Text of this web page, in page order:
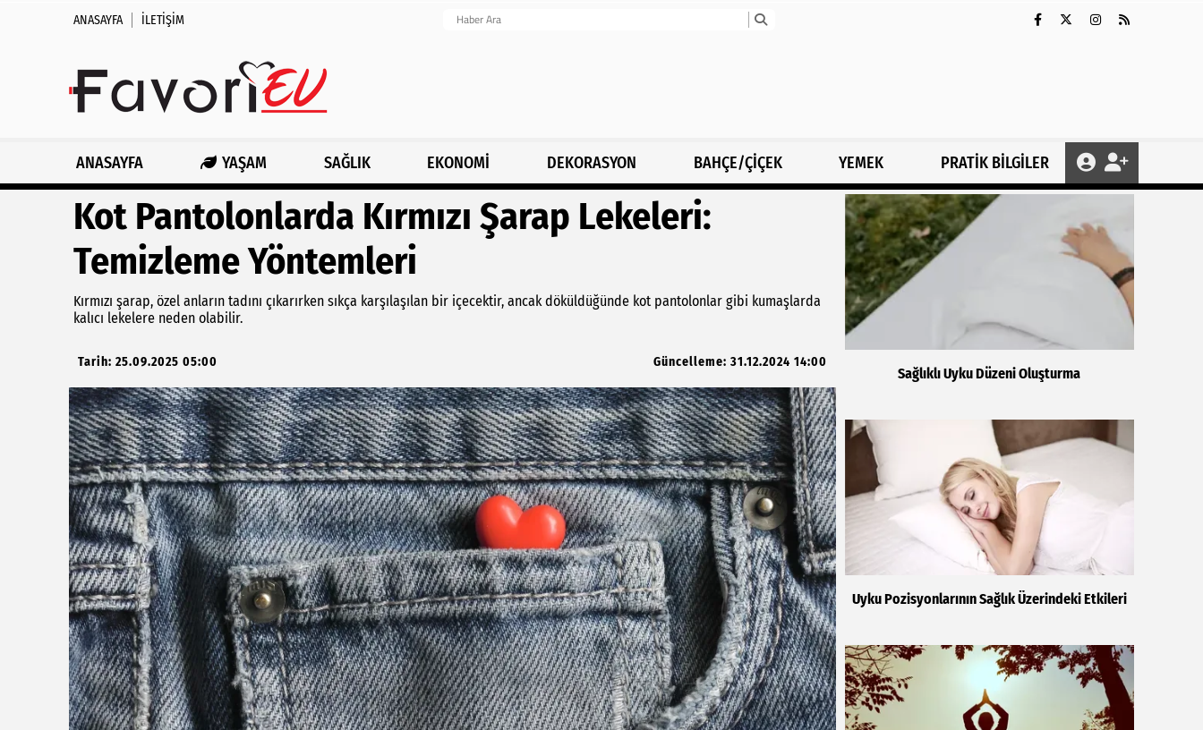
ANASAYFA İLETIŞIM
ANASAYFA YAŞAM SAĞLIK EKONOMİ DEKORASYON BAHÇE/ÇİÇEK YEMEK PRATİK BİLGİLER
Kot Pantolonlarda Kırmızı Şarap Lekeleri:
Temizleme Yöntemleri
Kırmızı şarap, özel anların tadını çıkarırken sıkça karşılaşılan bir içecektir, ancak döküldüğünde kot pantolonlar gibi kumaşlarda
kalıcı lekelere neden olabilir.
Tarih: 25.09.2025 05:00 Güncelleme: 31.12.2024 14:00
Sağlıklı Uyku Düzeni Oluşturma
Uyku Pozisyonlarının Sağlık Üzerindeki Etkileri